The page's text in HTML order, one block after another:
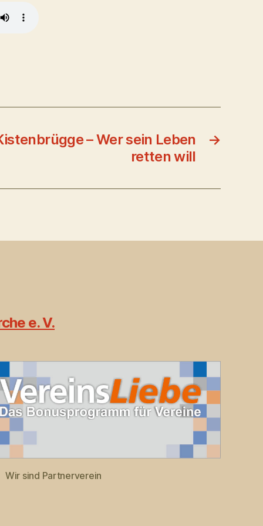
→
– Wer sein Leben
retten will
e. V.
Wir sind Partnerverein